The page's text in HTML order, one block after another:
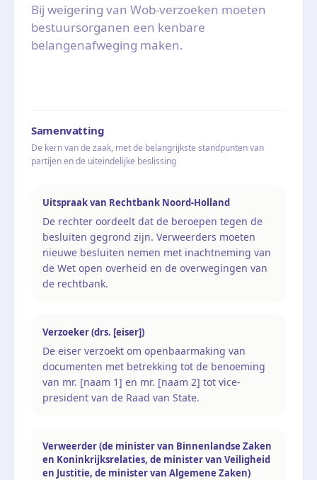
Bij weigering van Wob-verzoeken moeten
bestuursorganen een kenbare
belangenafweging maken.
Samenvatting
De kern van de zaak, met de belangrijkste standpunten van
partijen en de uiteindelijke beslissing
Uitspraak van Rechtbank Noord-Holland
De rechter oordeelt dat de beroepen tegen de
besluiten gegrond zijn. Verweerders moeten
nieuwe besluiten nemen met inachtneming van
de Wet open overheid en de overwegingen van
de rechtbank.
Verzoeker (drs. [eiser])
De eiser verzoekt om openbaarmaking van
documenten met betrekking tot de benoeming
van mr. [naam 1] en mr. [naam 2] tot vice-
president van de Raad van State.
Verweerder (de minister van Binnenlandse Zaken
en Koninkrijksrelaties, de minister van Veiligheid
en Justitie, de minister van Algemene Zaken)